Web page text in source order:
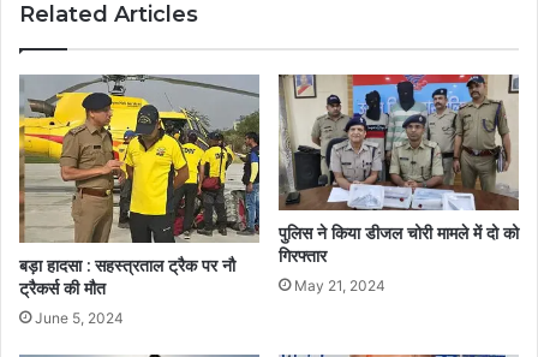
Related Articles
बड़ा हादसा : सहस्त्रताल ट्रैक पर नौ
ट्रैकर्स की मौत
June 5, 2024
पुलिस ने किया डीजल चोरी मामले में दो को
गिरफ्तार
May 21, 2024